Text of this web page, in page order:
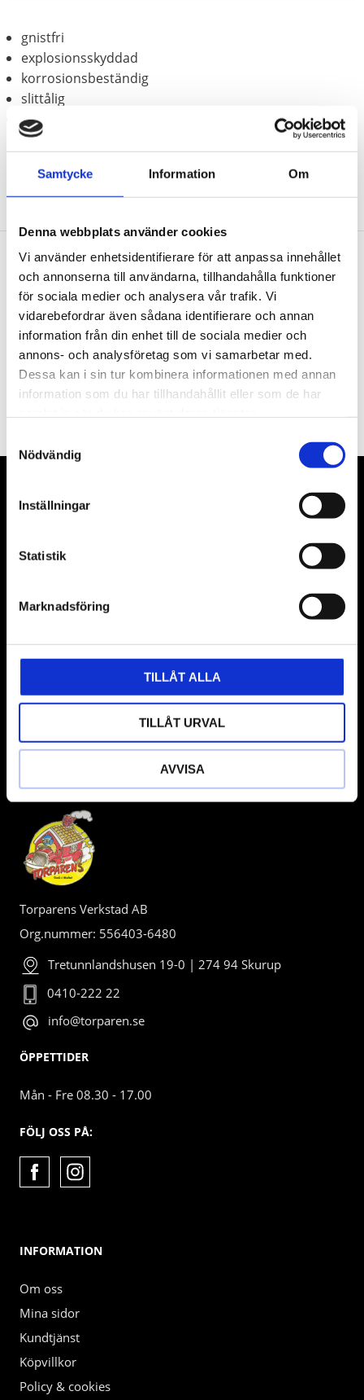
Samtycke Information Om
Denna webbplats använder cookies
Vi använder enhetsidentifierare för att anpassa innehållet
och annonserna till användarna, tillhandahålla funktioner
för sociala medier och analysera vår trafik. Vi
vidarebefordrar även sådana identifierare och annan
information från din enhet till de sociala medier och
annons- och analysföretag som vi samarbetar med.
Dessa kan i sin tur kombinera informationen med annan
information som du har tillhandahållit eller som de har
Nödvändig
Inställningar
Statistik
Marknadsföring
TILLÅT ALLA
TILLÅT URVAL
AVVISA
gnistfri
explosionsskyddad
korrosionsbeständig
slittålig
Aluminium-brons (icke-järn-legering)
Nyhetsbrev
PRENUMERERA
& däckmaskiner och Master luftmaskiner. Kontakta oss
kunden.
Torparens Verkstad AB
Org.nummer: 556403-6480
Tretunnlandshusen 19-0 | 274 94 Skurup
0410-222 22
info@torparen.se
ÖPPETTIDER
Mån - Fre 08.30 - 17.00
FÖLJ OSS PÅ:
INFORMATION
Om oss
Mina sidor
Kundtjänst
Köpvillkor
Policy & cookies